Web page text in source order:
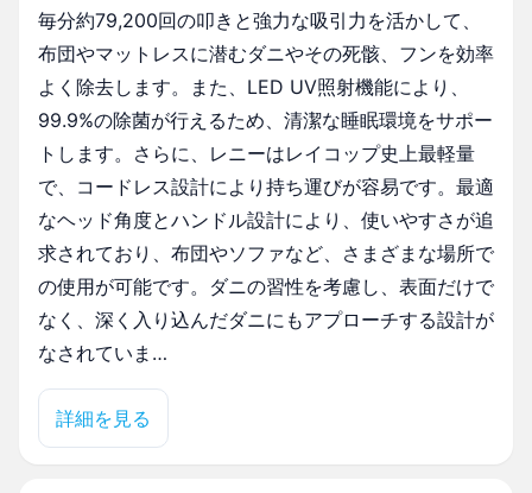
毎分約79,200回の叩きと強力な吸引力を活かして、
布団やマットレスに潜むダニやその死骸、フンを効率
よく除去します。また、LED UV照射機能により、
99.9%の除菌が行えるため、清潔な睡眠環境をサポー
トします。さらに、レニーはレイコップ史上最軽量
で、コードレス設計により持ち運びが容易です。最適
なヘッド角度とハンドル設計により、使いやすさが追
求されており、布団やソファなど、さまざまな場所で
の使用が可能です。ダニの習性を考慮し、表面だけで
なく、深く入り込んだダニにもアプローチする設計が
なされていま…
詳細を見る